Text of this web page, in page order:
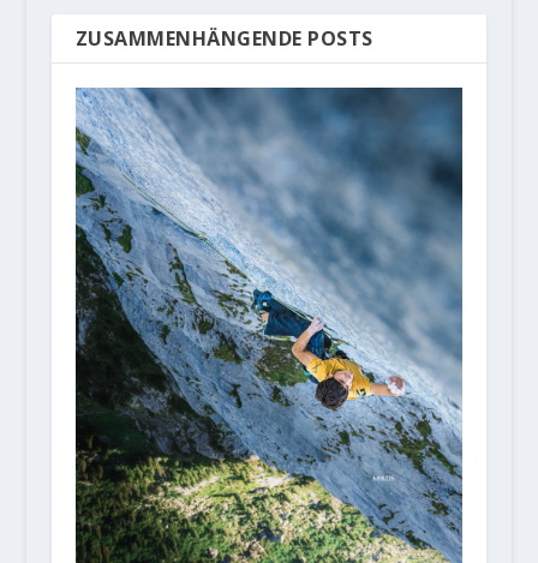
ZUSAMMENHÄNGENDE POSTS